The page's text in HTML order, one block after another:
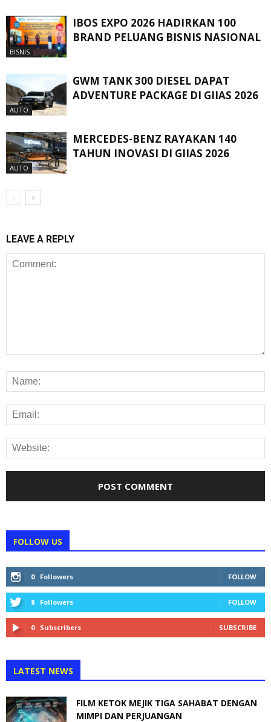
BISNIS
IBOS EXPO 2026 HADIRKAN 100
BRAND PELUANG BISNIS NASIONAL
AUTO
GWM TANK 300 DIESEL DAPAT
ADVENTURE PACKAGE DI GIIAS 2026
AUTO
MERCEDES-BENZ RAYAKAN 140
TAHUN INOVASI DI GIIAS 2026
LEAVE A REPLY
FOLLOW US
0 Followers FOLLOW
8 Followers FOLLOW
0 Subscribers SUBSCRIBE
LATEST NEWS
FILM KETOK MEJIK TIGA SAHABAT DENGAN
MIMPI DAN PERJUANGAN